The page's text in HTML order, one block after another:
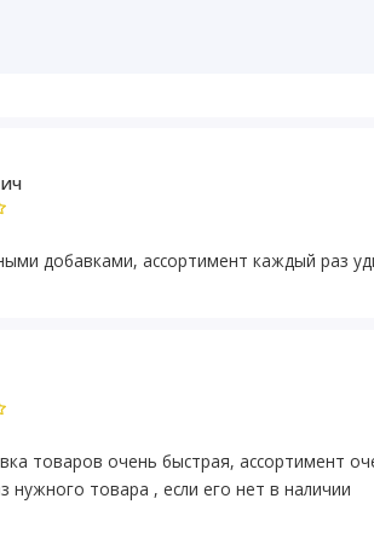
добавками, ассортимент каждый раз
товаров очень быстрая, ассортимент
нужного товара , если его нет в наличии